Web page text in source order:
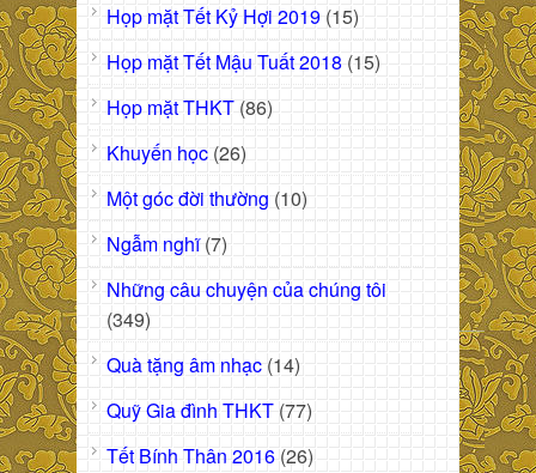
Họp mặt Tết Kỷ Hợi 2019 (15)
Họp mặt Tết Mậu Tuất 2018 (15)
Họp mặt THKT (86)
Khuyến học (26)
Một góc đời thường (10)
Ngẫm nghĩ(7)
Những câu chuyện của chúng tôi
(349)
Quà tặng âm nhạc (14)
Quỹ Gia đình THKT (77)
Tết Bính Thân 2016 (26)